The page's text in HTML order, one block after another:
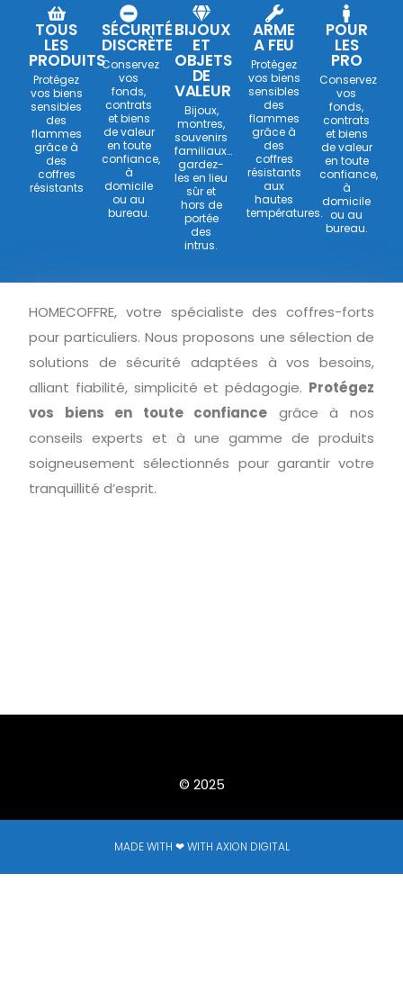
TOUS
LES
PRODUITS
Protégez
vos biens
sensibles
des
flammes
grâce à
des
coffres
résistants
SÉCURITÉ
DISCRÈTE
Conservez
vos
fonds,
contrats
et biens
de valeur
en toute
confiance,
à
domicile
ou au
bureau.
BIJOUX
ET
OBJETS
DE
VALEUR
Bijoux,
montres,
souvenirs
familiaux…
gardez-
les en lieu
sûr et
hors de
portée
des
intrus.
ARME
A FEU
Protégez
vos biens
sensibles
des
flammes
grâce à
des
coffres
résistants
aux
hautes
températures.
POUR
LES
PRO
Conservez
vos
fonds,
contrats
et biens
de valeur
en toute
confiance,
à
domicile
ou au
bureau.
HOMECOFFRE, votre spécialiste des coffres-forts
pour particuliers. Nous proposons une sélection de
solutions de sécurité adaptées à vos besoins,
alliant fiabilité, simplicité et pédagogie. Protégez
vos biens en toute confiance grâce à nos
conseils experts et à une gamme de produits
soigneusement sélectionnés pour garantir votre
tranquillité d’esprit.
© 2025
MADE WITH ❤ WITH AXION DIGITAL